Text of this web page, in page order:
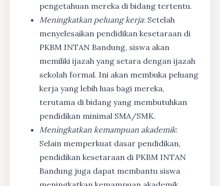
pengetahuan mereka di bidang tertentu.
Meningkatkan peluang kerja: Setelah
menyelesaikan pendidikan kesetaraan di
PKBM INTAN Bandung, siswa akan
memiliki ijazah yang setara dengan ijazah
sekolah formal. Ini akan membuka peluang
kerja yang lebih luas bagi mereka,
terutama di bidang yang membutuhkan
pendidikan minimal SMA/SMK.
Meningkatkan kemampuan akademik:
Selain memperkuat dasar pendidikan,
pendidikan kesetaraan di PKBM INTAN
Bandung juga dapat membantu siswa